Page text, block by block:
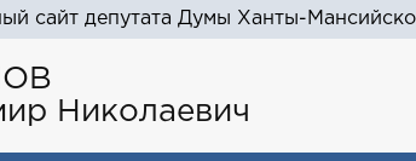
сайт депутата Думы Ханты-
Николаевич